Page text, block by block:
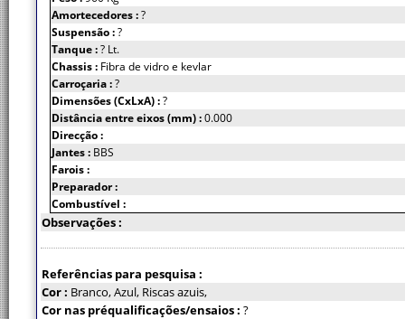
Amortecedores :?
Suspensão :?
Tanque :? Lt.
Chassis : Fibra de vidro e kevlar
Carroçaria :?
Dimensões (CxLxA) :?
Distância entre eixos (mm) :0.000
Direcção :
Jantes : BBS
Farois :
Preparador :
Combustível :
Observações :
Referências para pesquisa :
Cor : Branco, Azul, Riscas azuis,
Cor nas préqualificações/ensaios : ?